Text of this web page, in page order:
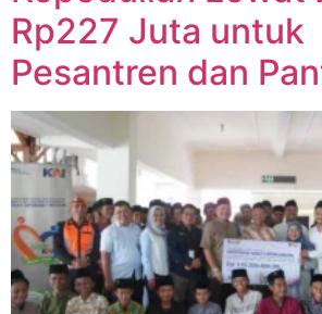
Rp227 Juta untuk
Pesantren dan